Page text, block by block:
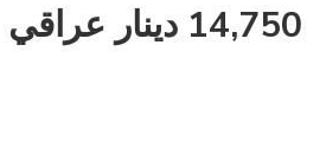
14,750 دينار عراقي